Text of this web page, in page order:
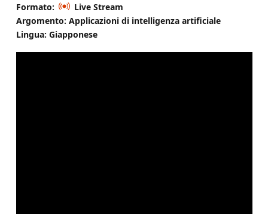
Formato:
Live Stream
Argomento: Applicazioni di intelligenza artificiale
Lingua: Giapponese